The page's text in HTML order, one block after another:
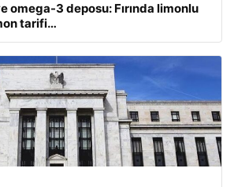
omega-3 deposu: Fırında limonlu
tarifi…